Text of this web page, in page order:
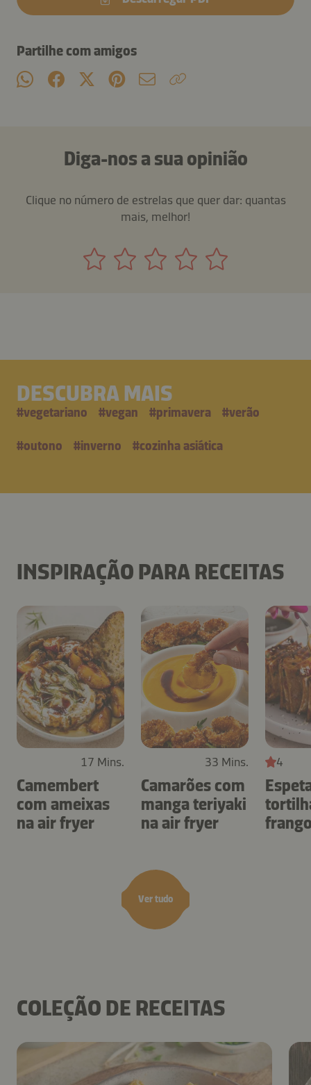
Partilhe com amigos
Diga-nos a sua opinião
Clique no número de estrelas que quer dar: quantas
mais, melhor!
DESCUBRA MAIS
#vegetariano #vegan #primavera #verão
#outono #inverno #cozinha asiática
INSPIRAÇÃO PARA RECEITAS
Ver tudo
17 Mins.
Camembert
com ameixas
na air fryer
33 Mins.
Camarões com
manga teriyaki
na air fryer
4
COLEÇÃO DE RECEITAS